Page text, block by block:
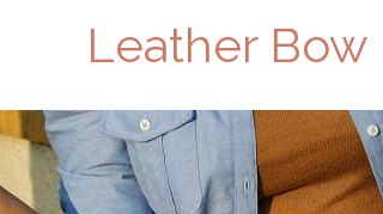
Leather Bow